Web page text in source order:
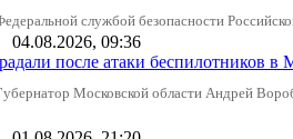
службой безопасности
04.08.2026, 09:36
после атаки беспилотников в
Московской области Андрей